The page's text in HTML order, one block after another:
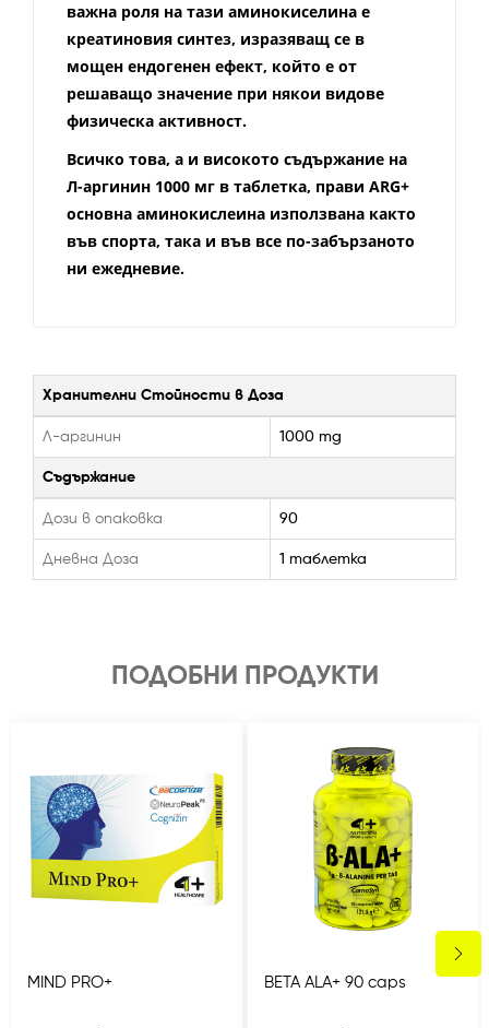
важна роля на тази аминокиселина е
креатиновия синтез, изразяващ се в
мощен ендогенен ефект, който е от
решаващо значение при някои видове
физическа активност.
Всичко това, а и високото съдържание на
Л-аргинин 1000 мг в таблетка, прави ARG+
основна аминокислеина използвана както
във спорта, така и във все по-забързаното
ни ежедневие.
Хранителни Стойности в Доза
Л-аргинин 1000 mg
Съдържание
Дози в опаковка 90
Дневна Доза 1 таблетка
ПОДОБНИ ПРОДУКТИ
MIND PRO+ BETA ALA+ 90 caps